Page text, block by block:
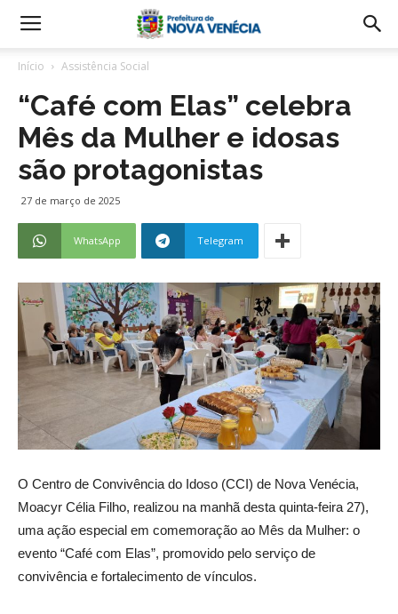
Início Assistência Social
“Café com Elas” celebra
Mês da Mulher e idosas
são protagonistas
27 de março de 2025
WhatsApp Telegram
O Centro de Convivência do Idoso (CCI) de Nova Venécia,
Moacyr Célia Filho, realizou na manhã desta quinta-feira 27),
uma ação especial em comemoração ao Mês da Mulher: o
evento “Café com Elas”, promovido pelo serviço de
convivência e fortalecimento de vínculos.